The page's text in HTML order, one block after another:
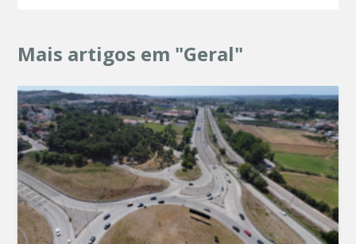
Mais artigos em "Geral"